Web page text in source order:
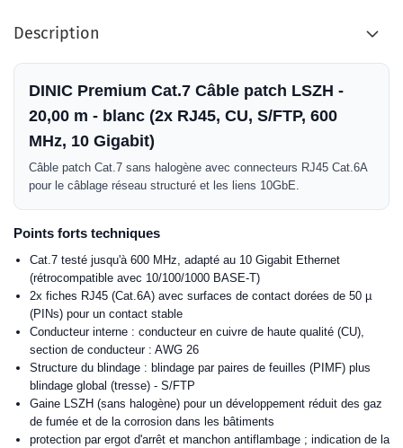
Description
DINIC Premium Cat.7 Câble patch LSZH -
20,00 m - blanc (2x RJ45, CU, S/FTP, 600
MHz, 10 Gigabit)
Câble patch Cat.7 sans halogène avec connecteurs RJ45 Cat.6A
pour le câblage réseau structuré et les liens 10GbE.
Points forts techniques
Cat.7 testé jusqu'à 600 MHz, adapté au 10 Gigabit Ethernet
(rétrocompatible avec 10/100/1000 BASE-T)
2x fiches RJ45 (Cat.6A) avec surfaces de contact dorées de 50 µ
(PINs) pour un contact stable
Conducteur interne : conducteur en cuivre de haute qualité (CU),
section de conducteur : AWG 26
Structure du blindage : blindage par paires de feuilles (PIMF) plus
blindage global (tresse) - S/FTP
Gaine LSZH (sans halogène) pour un développement réduit des gaz
de fumée et de la corrosion dans les bâtiments
protection par ergot d'arrêt et manchon antiflambage ; indication de la